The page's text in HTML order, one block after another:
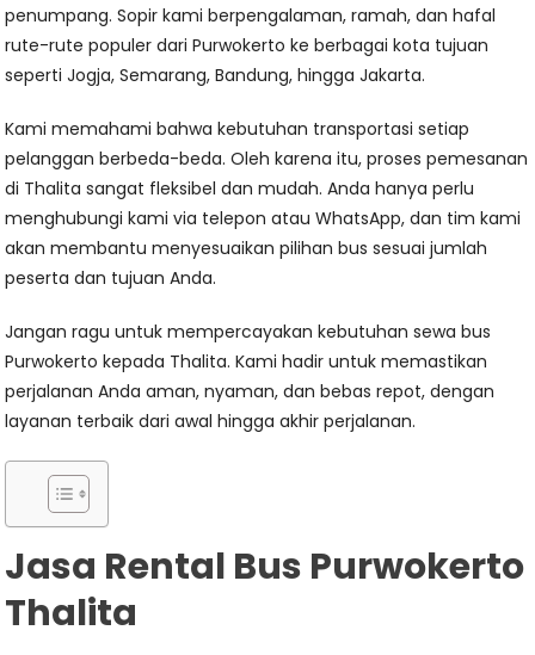
penumpang. Sopir kami berpengalaman, ramah, dan hafal
rute-rute populer dari Purwokerto ke berbagai kota tujuan
seperti Jogja, Semarang, Bandung, hingga Jakarta.
Kami memahami bahwa kebutuhan transportasi setiap
pelanggan berbeda-beda. Oleh karena itu, proses pemesanan
di Thalita sangat fleksibel dan mudah. Anda hanya perlu
menghubungi kami via telepon atau WhatsApp, dan tim kami
akan membantu menyesuaikan pilihan bus sesuai jumlah
peserta dan tujuan Anda.
Jangan ragu untuk mempercayakan kebutuhan sewa bus
Purwokerto kepada Thalita. Kami hadir untuk memastikan
perjalanan Anda aman, nyaman, dan bebas repot, dengan
layanan terbaik dari awal hingga akhir perjalanan.
Jasa Rental Bus Purwokerto
Thalita